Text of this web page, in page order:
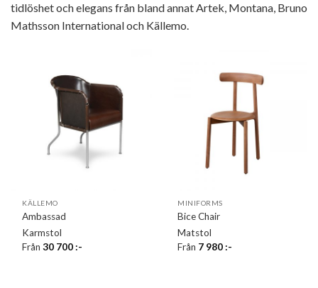
tidlöshet och elegans från bland annat Artek, Montana, Bruno
Mathsson International och Källemo.
KÄLLEMO
Ambassad
Karmstol
Från30 700:-
MINIFORMS
Bice Chair
Matstol
Från 7 980:-